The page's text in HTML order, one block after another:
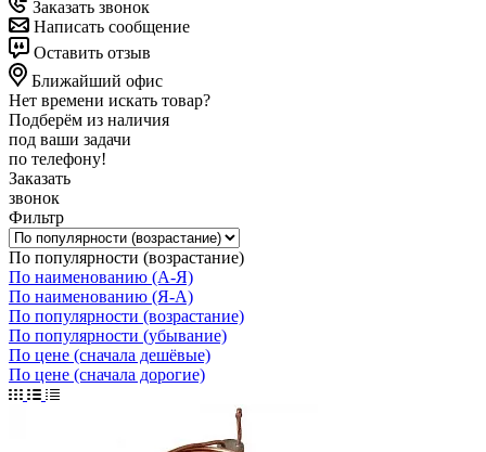
Заказать звонок
Написать сообщение
Оставить отзыв
Ближайший офис
Нет времени искать товар?
Подберём из наличия
под ваши задачи
по телефону!
Заказать
звонок
Фильтр
По популярности (возрастание)
По наименованию (А-Я)
По наименованию (Я-А)
По популярности (возрастание)
По популярности (убывание)
По цене (сначала дешёвые)
По цене (сначала дорогие)